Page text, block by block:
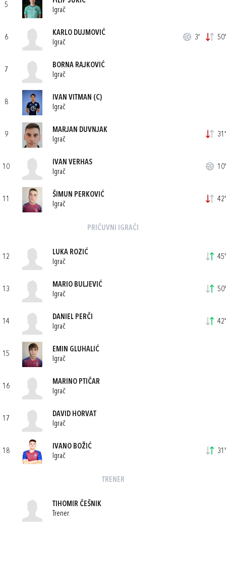
5
Igrač
6
KARLO DUJMOVIĆ
Igrač
3' 50'
7
BORNA RAJKOVIĆ
Igrač
8
IVAN VITMAN (C)
Igrač
9
MARJAN DUVNJAK
Igrač
31'
10
IVAN VERHAS
Igrač
10'
11
ŠIMUN PERKOVIĆ
Igrač
42'
PRIČUVNI IGRAČI
12
LUKA ROZIĆ
Igrač
45'
13
MARIO BULJEVIĆ
Igrač
50'
14
DANIEL PERČI
Igrač
42'
15
EMIN GLUHALIĆ
Igrač
16
MARINO PTIČAR
Igrač
17
DAVID HORVAT
Igrač
18
IVANO BOŽIĆ
Igrač
31'
TRENER
TIHOMIR ČEŠNIK
Trener